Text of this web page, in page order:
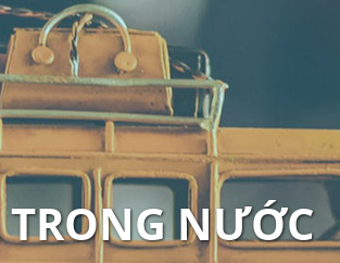
TRONG NƯỚC